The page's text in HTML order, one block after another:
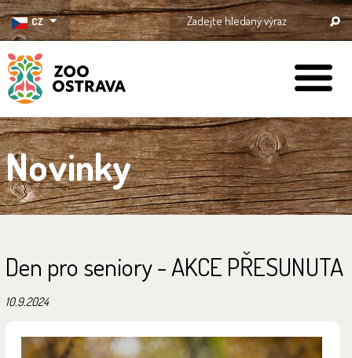
CZ
ZOO Ostrava
Novinky
Den pro seniory - AKCE PŘESUNUTA
10.9.2024